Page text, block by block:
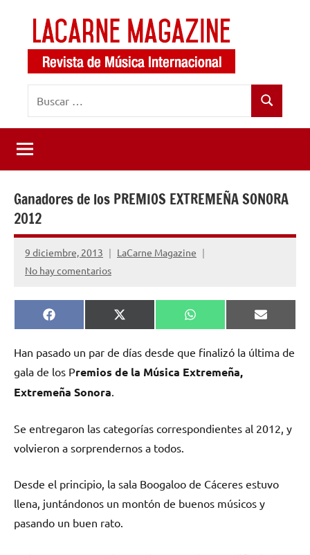
contenido
LaCarne
Magazine
de
música
internacional
Buscar
Ganadores de los PREMIOS EXTREMEÑA SONORA
2012
9 diciembre, 2013
LaCarne Magazine
No hay comentarios
Compartir
en
Facebook
Compartir
en
X
(Twitter)
Compartir
en
WhatsApp
en
Email
Han pasado un par de días desde que finalizó la última de
gala de los Premios de la Música Extremeña,
Extremeña Sonora
Se entregaron las categorías correspondientes al 2012, y
volvieron a sorprendernos a todos.
Desde el principio, la sala Boogaloo de Cáceres estuvo
llena, juntándonos un montón de buenos músicos y
pasando un buen rato.